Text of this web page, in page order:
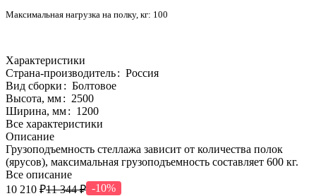
Максимальная нагрузка на полку, кг: 100
Характеристики
Страна-производитель: Россия
Вид сборки : Болтовое
Высота, мм: 2500
Ширина, мм: 1200
Все характеристики
Описание
Грузоподъемность стеллажа зависит от количества полок
(ярусов), максимальная грузоподъемность составляет 600 кг.
Все описание
10 210 ₽11 344 ₽ -10%